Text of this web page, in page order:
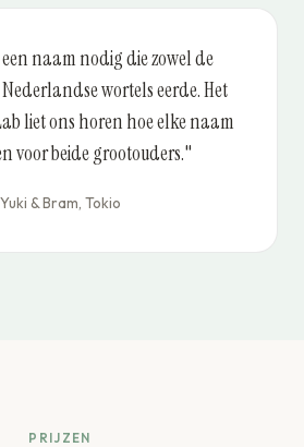
naam nodig die zowel de
wortels eerde. Het
liet ons horen hoe elke naam
voor beide grootouders."
Yuki & Bram, Tokio
PRIJZEN